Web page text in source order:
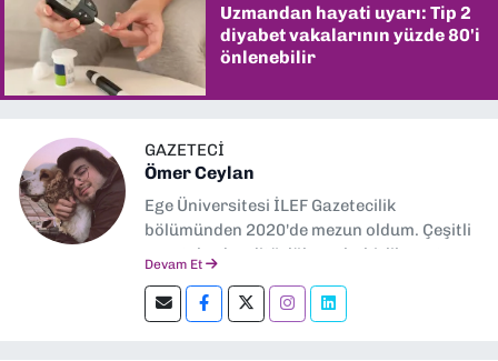
Uzmandan hayati uyarı: Tip 2
diyabet vakalarının yüzde 80'i
önlenebilir
GAZETECİ
Ömer Ceylan
Ege Üniversitesi İLEF Gazetecilik
bölümünden 2020'de mezun oldum. Çeşitli
gazetelerde editörlük, muhabirlik yaptım.
editörlük yapıyorum.
Devam Et